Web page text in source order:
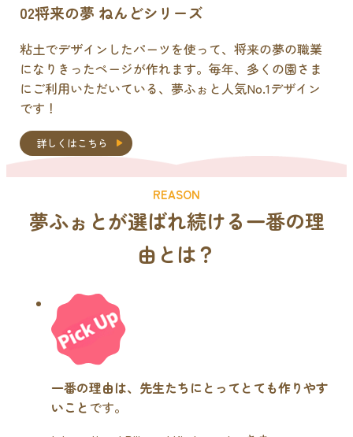
02将来の夢 ねんどシリーズ
粘土でデザインしたパーツを使って、将来の夢の職業
になりきったページが作れます。毎年、多くの園さま
にご利用いただいている、夢ふぉと人気No.1デザイン
です！
詳しくはこちら
REASON
夢ふぉとが選ばれ続ける一番の理
由 とは？
一番の理由は、先生たちにとってとても作りやす
いことです。